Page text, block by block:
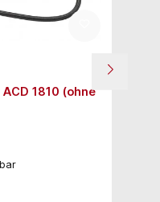
1810 (ohne